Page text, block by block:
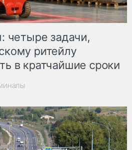
четыре задачи,
ритейлу
в кратчайшие сроки